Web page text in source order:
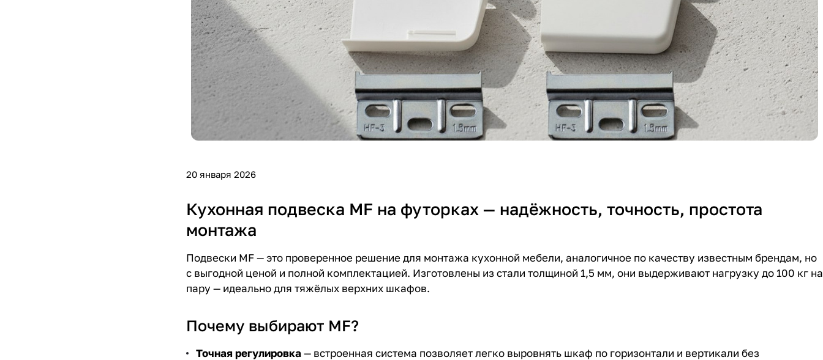
20 января 2026
Кухонная подвеска MF на футорках — надёжность, точность, простота
монтажа
Подвески MF — это проверенное решение для монтажа кухонной мебели, аналогичное по качеству известным брендам, но
с выгодной ценой и полной комплектацией. Изготовлены из стали толщиной 1,5 мм, они выдерживают нагрузку до 100 кг на
пару — идеально для тяжёлых верхних шкафов.
Почему выбирают MF?
Точная регулировка— встроенная система позволяет легко выровнять шкаф по горизонтали и вертикали без